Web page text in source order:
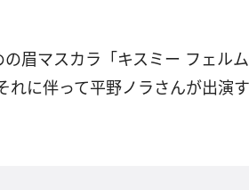
眉マスカラ「キスミー フェル
れに伴って平野ノラさんが出演